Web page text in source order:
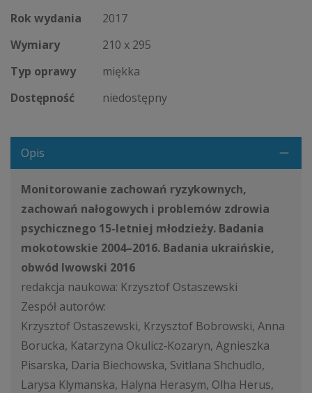
Rok wydania
2017
Wymiary
210 x 295
Typ oprawy
miękka
Dostępność
niedostępny
Opis
Monitorowanie zachowań ryzykownych,
zachowań nałogowych i problemów zdrowia
psychicznego 15-letniej młodzieży. Badania
mokotowskie 2004–2016. Badania ukraińskie,
obwód lwowski 2016
redakcja naukowa: Krzysztof Ostaszewski
Zespół autorów:
Krzysztof Ostaszewski, Krzysztof Bobrowski, Anna
Borucka, Katarzyna Okulicz‑Kozaryn, Agnieszka
Pisarska, Daria Biechowska, Svitlana Shchudlo,
Larysa Klymanska, Halyna Herasym, Olha Herus,